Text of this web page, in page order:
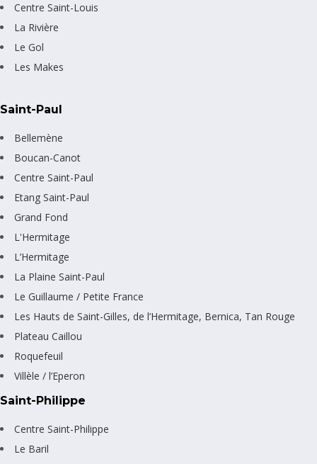
Centre Saint-Louis
La Rivière
Le Gol
Les Makes
Saint-Paul
Bellemène
Boucan-Canot
Centre Saint-Paul
Etang Saint-Paul
Grand Fond
L'Hermitage
L’Hermitage
La Plaine Saint-Paul
Le Guillaume / Petite France
Les Hauts de Saint-Gilles, de l’Hermitage, Bernica, Tan Rouge
Plateau Caillou
Roquefeuil
Villèle / l’Eperon
Saint-Philippe
Centre Saint-Philippe
Le Baril